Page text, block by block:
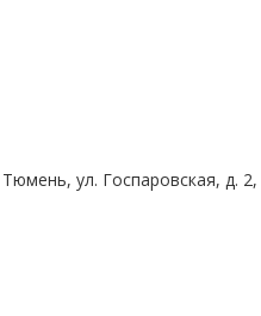
ул. Госпаровская, д. 2,